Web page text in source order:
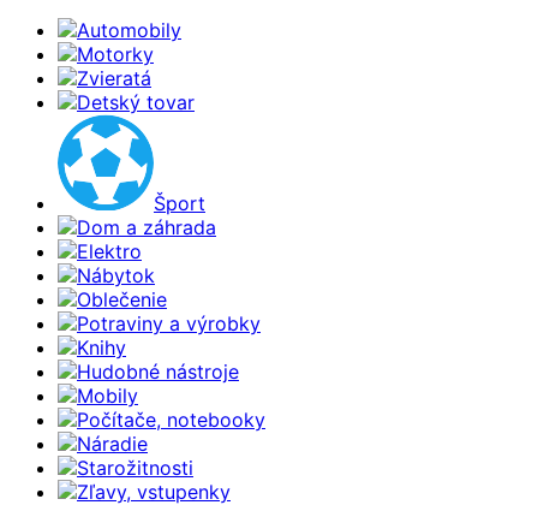
Automobily
Motorky
Zvieratá
Detský tovar
Šport
Dom a záhrada
Elektro
Nábytok
Oblečenie
Potraviny a výrobky
Knihy
Hudobné nástroje
Mobily
Počítače, notebooky
Náradie
Starožitnosti
Zľavy, vstupenky